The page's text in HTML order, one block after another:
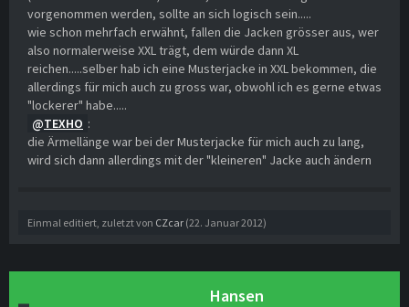
vorgenommen werden, sollte an sich logisch sein.....
wie schon mehrfach erwähnt, fallen die Jacken grösser aus, wer
also normalerweise XXL trägt, dem würde dann XL
reichen.....selber hab ich eine Musterjacke in XXL bekommen, die
allerdings für mich auch zu gross war, obwohl ich es gerne etwas
"lockerer" habe.....
TEXHO :
die Ärmellänge war bei der Musterjacke für mich auch zu lang,
wird sich dann allerdings mit der "kleineren" Jacke auch ändern
Einmal editiert, zuletzt von CZcar (22. Januar 2012)
Hansen